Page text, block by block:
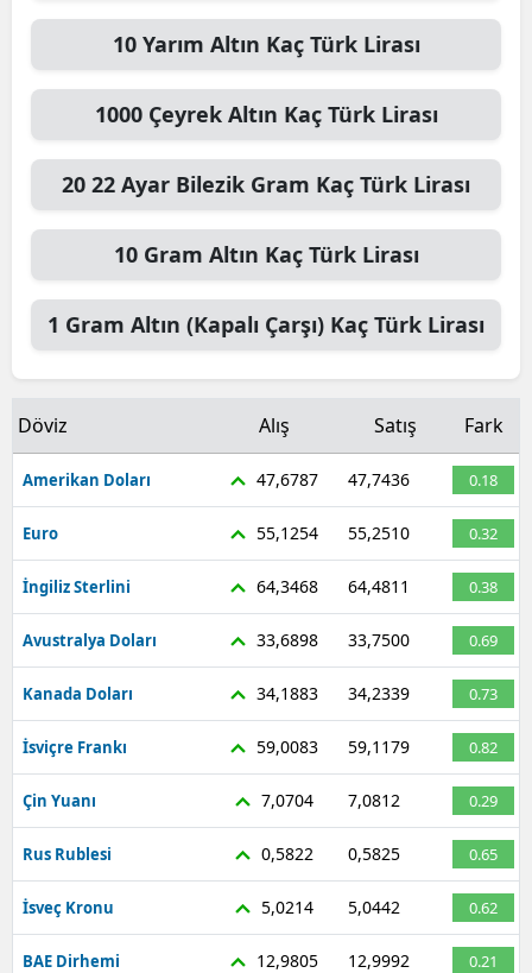
10 Yarım Altın Kaç Türk Lirası
1000 Çeyrek Altın Kaç Türk Lirası
20 22 Ayar Bilezik Gram Kaç Türk Lirası
10 Gram Altın Kaç Türk Lirası
1 Gram Altın (Kapalı Çarşı) Kaç Türk Lirası
Döviz Alış Satış Fark
Amerikan Doları 47,6787 47,7436 0.18
Euro 55,1254 55,2510 0.32
İngiliz Sterlini 64,3468 64,4811 0.38
Avustralya Doları 33,6898 33,7500 0.69
Kanada Doları 34,1883 34,2339 0.73
İsviçre Frankı 59,0083 59,1179 0.82
Çin Yuanı 7,0704 7,0812 0.29
Rus Rublesi 0,5822 0,5825 0.65
İsveç Kronu 5,0214 5,0442 0.62
BAE Dirhemi 12,9805 12,9992 0.21